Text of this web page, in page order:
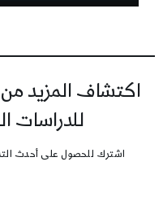
اكتشاف المزيد
للدراسات
اشترك للحصول على أحدث